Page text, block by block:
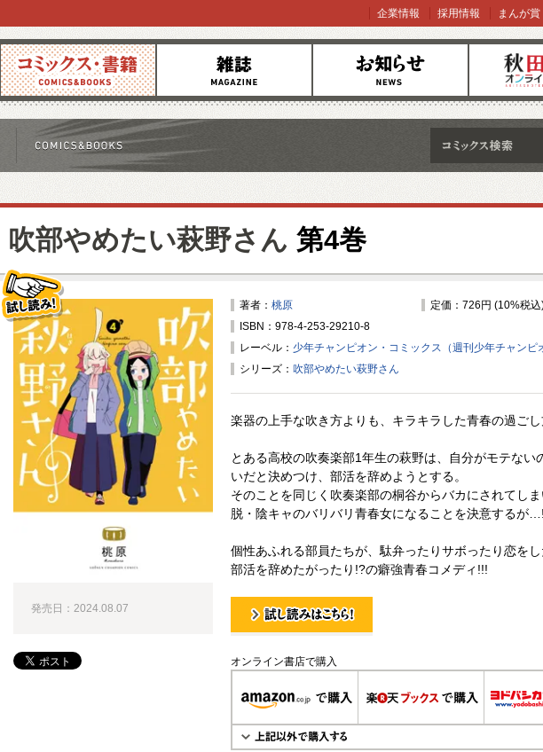
コミックス 雑誌 お知らせ オンラインシ
企業情報 採用情報 まんが賞
吹部やめたい萩野さん 第4巻
著者： 桃原
定価：726円 (10%税込
ISBN：978-4-253-29210-8
レーベル： 少年チャンピオン・コミックス（週刊少年チャンピ
シリーズ： 吹部やめたい萩野さん
楽器の上手な吹き方よりも、キラキラした青春の過ご
とある高校の吹奏楽部1年生の萩野は、自分がモテない
いだと決めつけ、部活を辞めようとする。
そのことを同じく吹奏楽部の桐谷からバカにされてし
脱・陰キャのバリバリ青春女になることを決意するが
個性あふれる部員たちが、駄弁ったりサボったり恋を
部活を辞めたがったり!?の癖強青春コメディ!!!
試し読み！
オンライン書店で購入
発売日：2024.08.07